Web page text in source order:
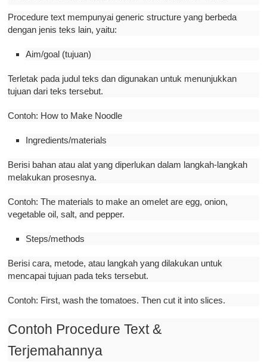
Procedure text mempunyai generic structure yang berbeda
dengan jenis teks lain, yaitu:
Aim/goal (tujuan)
Terletak pada judul teks dan digunakan untuk menunjukkan
tujuan dari teks tersebut.
Contoh: How to Make Noodle
Ingredients/materials
Berisi bahan atau alat yang diperlukan dalam langkah-langkah
melakukan prosesnya.
Contoh: The materials to make an omelet are egg, onion,
vegetable oil, salt, and pepper.
Steps/methods
Berisi cara, metode, atau langkah yang dilakukan untuk
mencapai tujuan pada teks tersebut.
Contoh: First, wash the tomatoes. Then cut it into slices.
Contoh Procedure Text &
Terjemahannya